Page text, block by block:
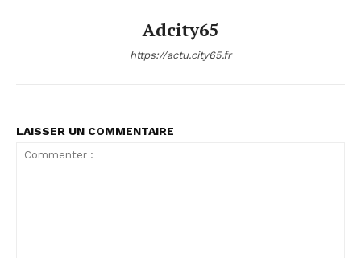
Adcity65
https://actu.city65.fr
LAISSER UN COMMENTAIRE